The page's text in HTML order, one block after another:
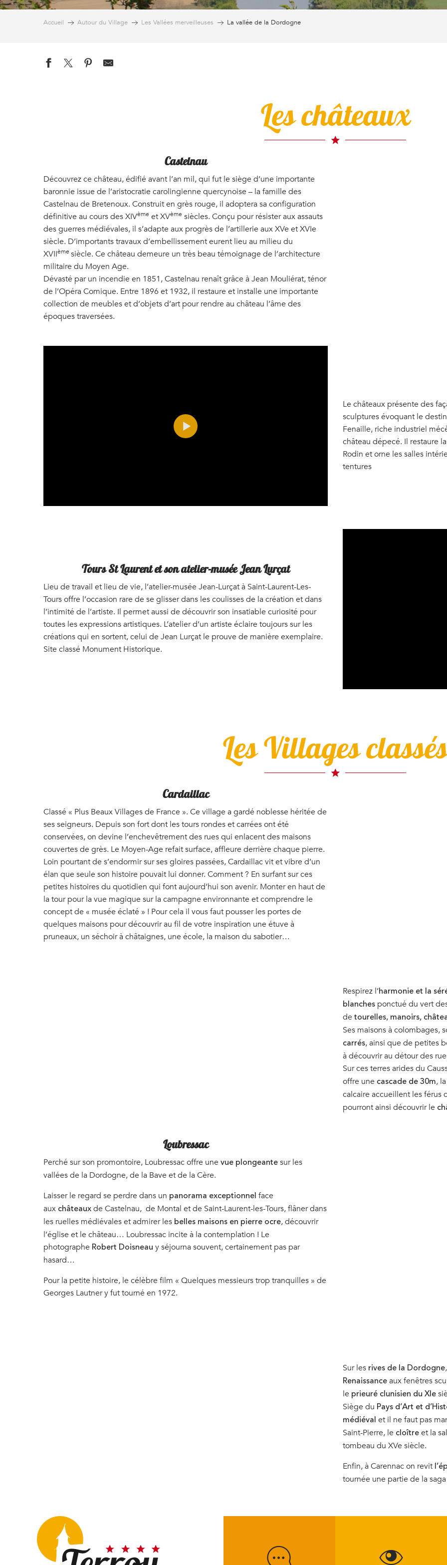
Accueil Autour du Village Les Vallées merveilleuses La vallée de la Dordogne
Les châteaux
Castelnau
Découvrez ce château, édifié avant l’an mil, qui fut le siège d’une importante
baronnie issue de l’aristocratie carolingienne quercynoise – la famille des
Castelnau de Bretenoux. Construit en grès rouge, il adoptera sa configuration
définitive au cours des XIVème et XVème siècles. Conçu pour résister aux assauts
des guerres médiévales, il s’adapte aux progrès de l’artillerie aux XVe et XVIe
siècle. D’importants travaux d’embellissement eurent lieu au milieu du
XVIIème siècle. Ce château demeure un très beau témoignage de l’architecture
militaire du Moyen Age.
Dévasté par un incendie en 1851, Castelnau renaît grâce à Jean Mouliérat, ténor
de l’Opéra Comique. Entre 1896 et 1932, il restaure et installe une importante
collection de meubles et d’objets d’art pour rendre au château l’âme des
époques traversées.
Le châteaux présente des
sculptures évoquant le
Fenaille, riche industriel
château dépecé. Il restaure
Rodin et orne les salles
tentures
Tours St Laurent et son atelier-musée Jean Lurçat
Lieu de travail et lieu de vie, l’atelier-musée Jean-Lurçat à Saint-Laurent-Les-
Tours offre l’occasion rare de se glisser dans les coulisses de la création et dans
l’intimité de l’artiste. Il permet aussi de découvrir son insatiable curiosité pour
toutes les expressions artistiques. L’atelier d’un artiste éclaire toujours sur les
créations qui en sortent, celui de Jean Lurçat le prouve de manière exemplaire.
Site classé Monument Historique.
Les Villages
Cardaillac
Classé « Plus Beaux Villages de France ». Ce village a gardé noblesse héritée de
ses seigneurs. Depuis son fort dont les tours rondes et carrées ont été
conservées, on devine l’enchevêtrement des rues qui enlacent des maisons
couvertes de grès. Le Moyen-Age refait surface, affleure derrière chaque pierre.
Loin pourtant de s’endormir sur ses gloires passées, Cardaillac vit et vibre d’un
élan que seule son histoire pouvait lui donner. Comment ? En surfant sur ces
petites histoires du quotidien qui font aujourd’hui son avenir. Monter en haut de
la tour pour la vue magique sur la campagne environnante et comprendre le
concept de « musée éclaté » ! Pour cela il vous faut pousser les portes de
quelques maisons pour découvrir au fil de votre inspiration une étuve à
pruneaux, un séchoir à châtaignes, une école, la maison du sabotier…
Respirez l’harmonie et la
blanches ponctué du vert
de tourelles, manoirs,
Ses maisons à colombages,
carrés, ainsi que de petites
à découvrir au détour des
Sur ces terres arides du
offre une cascade de 30m,
calcaire accueillent les férus
pourront ainsi découvrir le
Loubressac
Perché sur son promontoire, Loubressac offre une vue plongeante sur les
vallées de la Dordogne, de la Bave et de la Cère.
Laisser le regard se perdre dans un panorama exceptionnel face
aux châteaux de Castelnau, de Montal et de Saint-Laurent-les-Tours, flâner dans
les ruelles médiévales et admirer les belles maisons en pierre ocre, découvrir
l’église et le château… Loubressac incite à la contemplation ! Le
photographe Robert Doisneau y séjourna souvent, certainement pas par
hasard…
Pour la petite histoire, le célèbre film « Quelques messieurs trop tranquilles » de
Georges Lautner y fut tourné en 1972.
Sur les rives de la Dordogne
Renaissance aux fenêtres
le prieuré clunisien du XIe
Siège du Pays d’Art et
médiéval et il ne faut pas
Saint-Pierre, le cloître et la
tombeau du XVe siècle.
Enfin, à Carennac on revit
tournée une partie de la